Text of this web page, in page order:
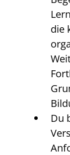
die
Du